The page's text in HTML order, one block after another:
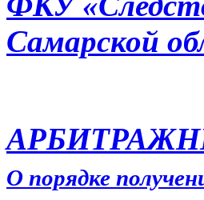
Самарской
О порядке